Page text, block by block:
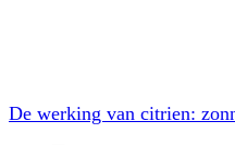
De werking van citrien: